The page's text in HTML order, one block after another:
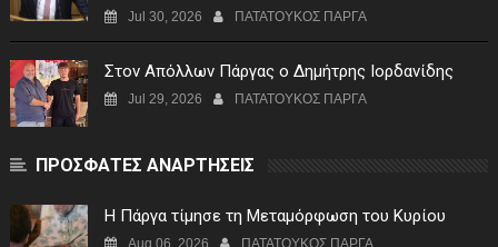
Jul 30, 2026 ΠΑΤΑΤΟΥΚΟΣ ΠΑΡΓΑ
Στον Απόλλων Πάργας ο Δημήτρης Ιορδανίδης
Jul 29, 2026 ΠΑΤΑΤΟΥΚΟΣ ΠΑΡΓΑ
ΠΡΟΣΦΑΤΕΣ ΑΝΑΡΤΗΣΕΙΣ
Η Πάργα τίμησε τη Μεταμόρφωση του Κυρίου
Aug 06, 2026 ΠΑΤΑΤΟΥΚΟΣ ΠΑΡΓΑ